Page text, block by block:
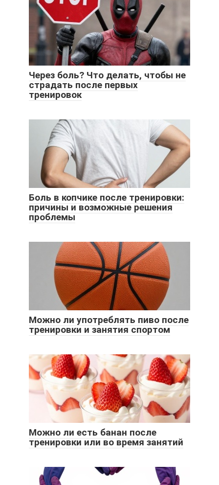
Через боль? Что делать, чтобы не
страдать после первых
тренировок
Боль в копчике после тренировки:
причины и возможные решения
проблемы
Можно ли употреблять пиво после
тренировки и занятия спортом
Можно ли есть банан после
тренировки или во время занятий